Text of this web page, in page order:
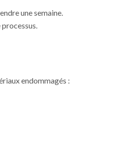
une semaine.
endommagés :